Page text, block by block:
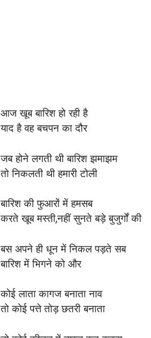
आज खूब बारिश हो रही है
याद है वह बचपन का दौर
जब होने लगती थी बारिश झमाझम
तो निकलती थी हमारी टोली
बारिश की फुआरों में हमसब
करते खूब मस्ती,नहीं सुनते बड़े बुजुर्गों की
बस अपने ही धून में निकल पड़ते सब
बारिश में भिगने को और
कोई लाता कागज बनाता नाव
तो कोई पत्ते तोड़ छतरी बनाता